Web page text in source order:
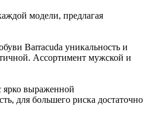
модели, предлагая
Barracuda уникальность и
Ассортимент мужской и
ярко выраженной
для большего риска достаточно